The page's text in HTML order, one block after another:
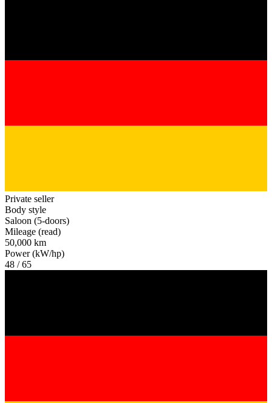
Private seller
Body style
Saloon (5-doors)
Mileage (read)
50,000 km
Power (kW/hp)
48 / 65